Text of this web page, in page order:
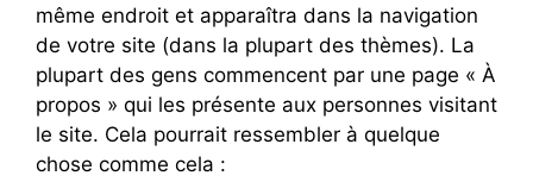
même endroit et apparaîtra dans la navigation
de votre site (dans la plupart des thèmes). La
plupart des gens commencent par une page « À
propos » qui les présente aux personnes visitant
le site. Cela pourrait ressembler à quelque
chose comme cela :